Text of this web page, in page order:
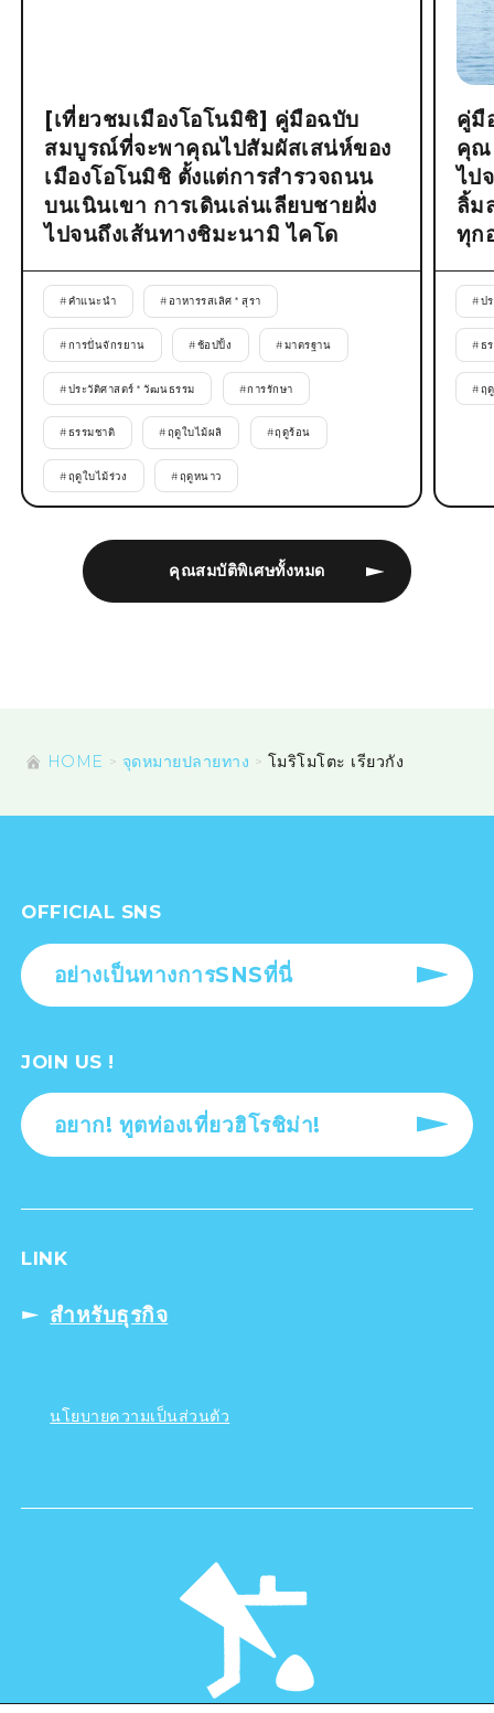
คุณสมบัติพิเศษทั้งหมด
[เที่ยวชมเมืองโอโนมิชิ] คู่มือฉบับ
สมบูรณ์ที่จะพาคุณไปสัมผัสเสน่ห์ของ
เมืองโอโนมิชิ ตั้งแต่การสำรวจถนน
บนเนินเขา การเดินเล่นเลียบชายฝั่ง
ไปจนถึงเส้นทางชิมะนามิ ไคโด
#คำแนะนำ # อาหารรสเลิศ * สุรา
#การปั่นจักรยาน #ช้อปปิ้ง #มาตรฐาน
#ประวัติศาสตร์ * วัฒนธรรม #การรักษา
#ธรรมชาติ #ฤดูใบไม้ผลิ #ฤดูร้อน
#ฤดูใบไม้ร่วง #ฤดูหนาว
คู่มื
คุณ
ไป
ลิ้ม
ทุก
#ป
#ธ
#ฤ
HOME จุดหมายปลายทาง โมริโมโตะ เรียวกัง
OFFICIAL SNS
อย่างเป็นทางการSNSที่นี่
JOIN US !
อยาก! ทูตท่องเที่ยวฮิโรชิม่า!
LINK
สำหรับธุรกิจ
นโยบายความเป็นส่วนตัว